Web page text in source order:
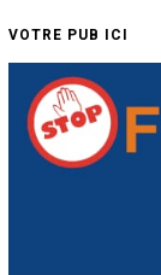
VOTRE PUB ICI